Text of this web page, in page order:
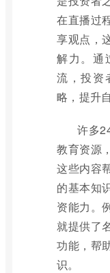
在直播过
享观点，
解力。通
流，投资
略，提升
许多
教育资源
这些内容
的基本知
资能力。
就提供了
功能，帮
识。